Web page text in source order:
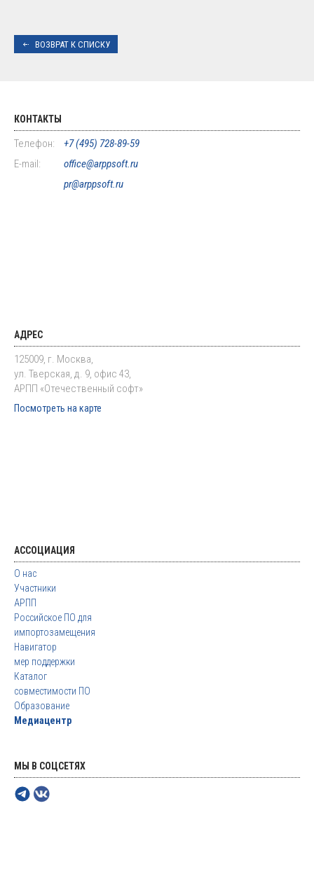
ВОЗВРАТ К СПИСКУ
КОНТАКТЫ
Телефон:
+7 (495) 728-89-59
E-mail:
office@arppsoft.ru
pr@arppsoft.ru
АДРЕС
125009, г. Москва,
ул. Тверская, д. 9, офис 43,
АРПП «Отечественный софт»
Посмотреть на карте
АССОЦИАЦИЯ
О нас
Участники
АРПП
Российское ПО для
импортозамещения
Навигатор
мер поддержки
Каталог
совместимости ПО
Образование
Медиацентр
МЫ В СОЦСЕТЯХ